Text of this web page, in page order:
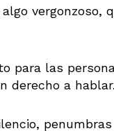
vergonzoso,
para las
derecho a hablar.